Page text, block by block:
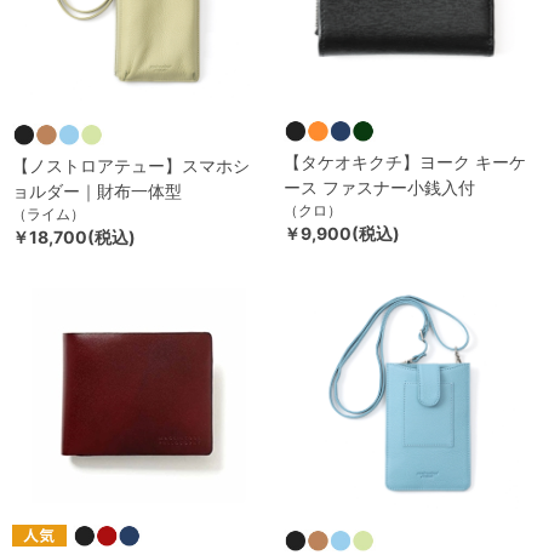
【ノストロアテュー】スマホシ
ョルダー｜財布一体型
（ライム）
￥18,700(税込)
【タケオキクチ】ヨーク キーケ
ース ファスナー小銭入付
（クロ）
￥9,900(税込)